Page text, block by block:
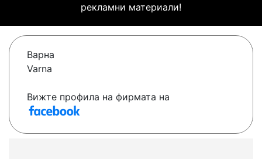
рекламни материали!
Варна
Varna
Вижте профила на фирмата на